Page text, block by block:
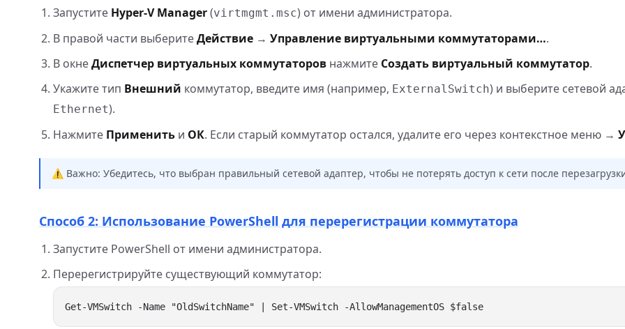
Запустите Hyper‑V Manager(virtmgmt.msc) от имени администратора.
В правой части выберитеДействие → Управление виртуальными коммутаторами….
В окнеДиспетчер виртуальных коммутаторов нажмите Создать виртуальный коммутатор.
Укажите тип Внешний коммутатор, введите имя (например, ExternalSwitch) и выберите сетевой
Ethernet).
Нажмите Применить и ОК. Если старый коммутатор остался, удалите его через контекстное меню →
⚠️ Важно: Убедитесь, что выбран правильный сетевой адаптер, чтобы не потерять доступ к сети после
Способ 2: Использование PowerShell для перерегистрации коммутатора
Запустите PowerShell от имени администратора.
Перерегистрируйте существующий коммутатор: